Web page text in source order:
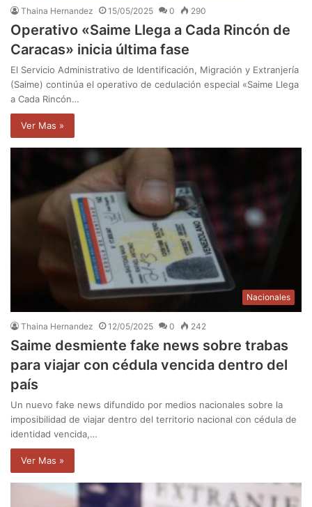
Thaina Hernandez 15/05/2025 0 290
Operativo «Saime Llega a Cada Rincón de
Caracas» inicia última fase
El Servicio Administrativo de Identificación, Migración y Extranjería
(Saime) continúa el operativo de cedulación especial «Saime Llega
a Cada Rincón…
Ver Mas »
Nacionales
Thaina Hernandez 12/05/2025 0 242
Saime desmiente fake news sobre trabas
para viajar con cédula vencida dentro del
país
Un nuevo fake news difundido por medios nacionales sobre la
imposibilidad de viajar dentro del territorio nacional con cédula de
identidad vencida,…
Ver Mas »